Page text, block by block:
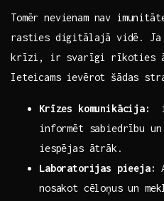
Tomēr ‍nevienam nav
rasties digitālajā vidē. Ja
krīzi, ir ‍svarīgi rīkoties
Ieteicams‌ ievērot šādas⁣
Krīzes komunikācija:
informēt ​sabiedrību
iespējas ātrāk.
Laboratorijas pieeja:
nosakot cēloņus un